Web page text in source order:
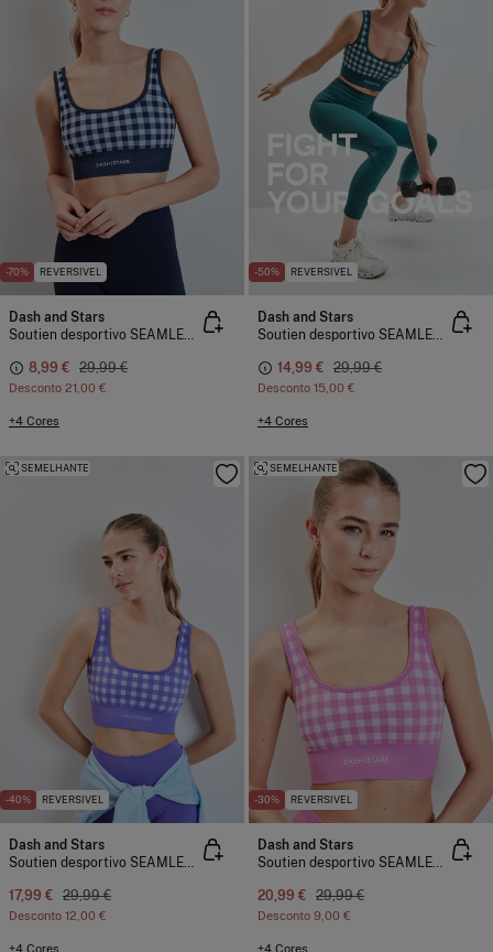
-70% REVERSIVEL
Dash and Stars
Soutien desportivo SEAMLESS COMFORT estampado vichy azul
8,99 € 29,99 €
Desconto 21,00 €
+4 Cores
-50% REVERSIVEL
Dash and Stars
Soutien desportivo SEAMLESS COMFORT estampado vichy azul
14,99 € 29,99 €
Desconto 15,00 €
+4 Cores
-40% REVERSIVEL
SEMELHANTE
Dash and Stars
Soutien desportivo SEAMLESS COMFORT estampado vichy azul
17,99 € 29,99 €
Desconto 12,00 €
+4 Cores
-30% REVERSIVEL
SEMELHANTE
Dash and Stars
Soutien desportivo SEAMLESS COMFORT estampado vichy rosa
20,99 € 29,99 €
Desconto 9,00 €
+4 Cores